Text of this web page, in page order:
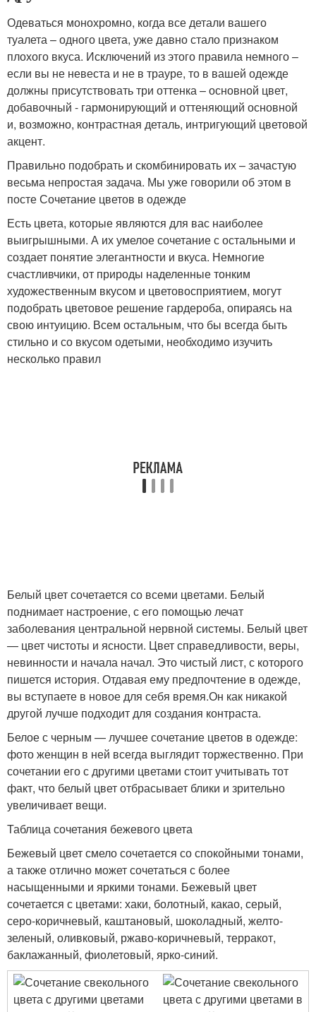
Одеваться монохромно, когда все детали вашего
туалета – одного цвета, уже давно стало признаком
плохого вкуса. Исключений из этого правила немного –
если вы не невеста и не в трауре, то в вашей одежде
должны присутствовать три оттенка – основной цвет,
добавочный - гармонирующий и оттеняющий основной
и, возможно, контрастная деталь, интригующий цветовой
акцент.
Правильно подобрать и скомбинировать их – зачастую
весьма непростая задача. Мы уже говорили об этом в
посте Сочетание цветов в одежде
Есть цвета, которые являются для вас наиболее
выигрышными. А их умелое сочетание с остальными и
создает понятие элегантности и вкуса. Немногие
счастливчики, от природы наделенные тонким
художественным вкусом и цветовосприятием, могут
подобрать цветовое решение гардероба, опираясь на
свою интуицию. Всем остальным, что бы всегда быть
стильно и со вкусом одетыми, необходимо изучить
несколько правил
Белый цвет сочетается со всеми цветами. Белый
поднимает настроение, с его помощью лечат
заболевания центральной нервной системы. Белый цвет
— цвет чистоты и ясности. Цвет справедливости, веры,
невинности и начала начал. Это чистый лист, с которого
пишется история. Отдавая ему предпочтение в одежде,
вы вступаете в новое для себя время.Он как никакой
другой лучше подходит для создания контраста.
Белое с черным — лучшее сочетание цветов в одежде:
фото женщин в ней всегда выглядит торжественно. При
сочетании его с другими цветами стоит учитывать тот
факт, что белый цвет отбрасывает блики и зрительно
увеличивает вещи.
Таблица сочетания бежевого цвета
Бежевый цвет смело сочетается со спокойными тонами,
а также отлично может сочетаться с более
насыщенными и яркими тонами. Бежевый цвет
сочетается с цветами: хаки, болотный, какао, серый,
серо-коричневый, каштановый, шоколадный, желто-
зеленый, оливковый, ржаво-коричневый, терракот,
баклажанный, фиолетовый, ярко-синий.